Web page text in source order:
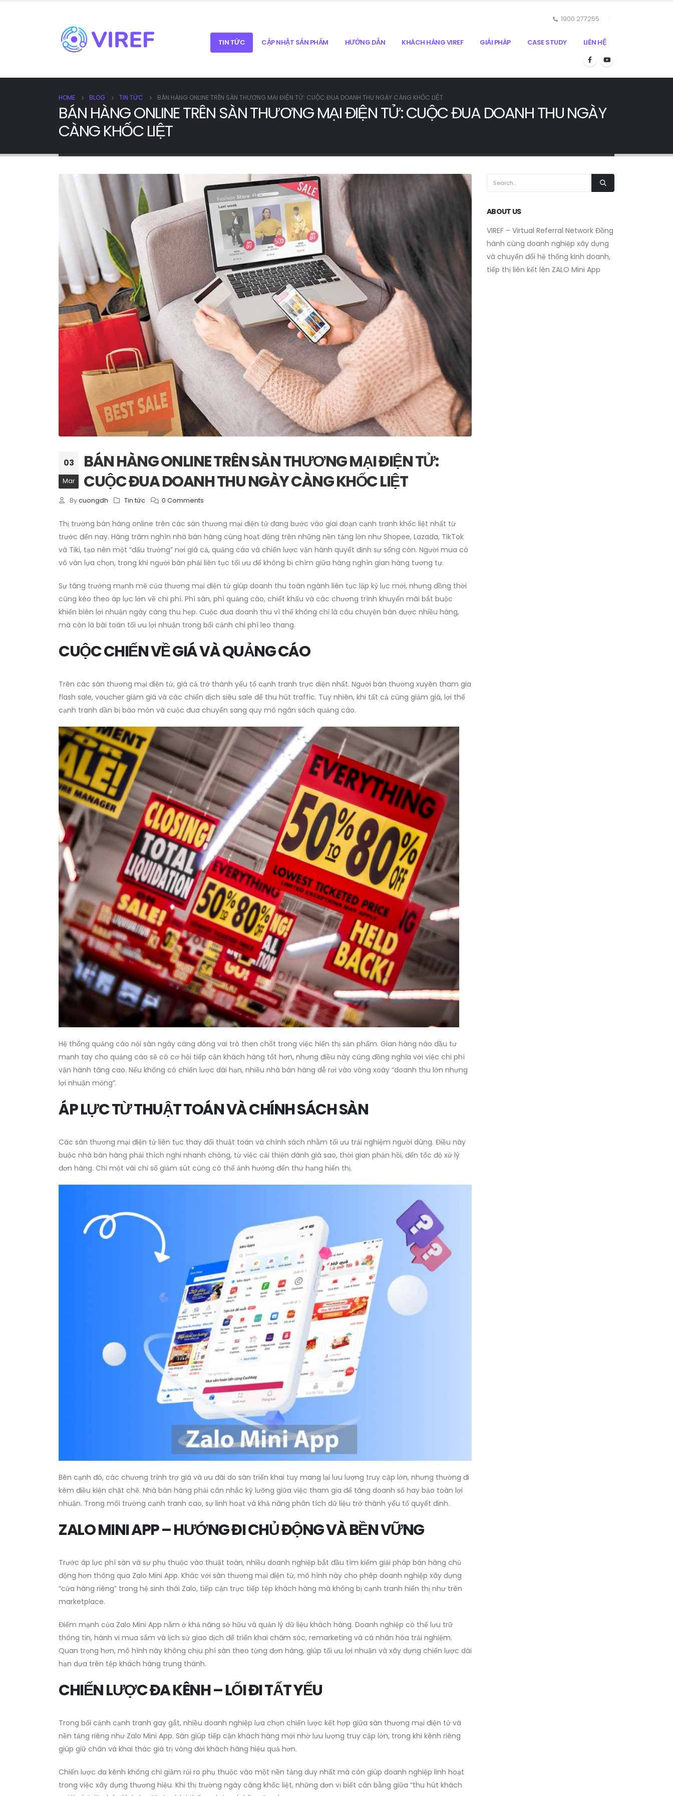
1900 277255
TIN TỨC CẬP NHẬT SẢN PHẨM HƯỚNG DẪN KHÁCH HÀNG VIREF GIẢI PHÁP CASE STUDY LIÊN HỆ
HOME BLOG TIN TỨC BÁN HÀNG ONLINE TRÊN SÀN THƯƠNG MẠI ĐIỆN TỬ: CUỘC ĐUA DOANH THU NGÀY CÀNG KHỐC LIỆT
BÁN HÀNG ONLINE TRÊN SÀN THƯƠNG MẠI ĐIỆN TỬ: CUỘC ĐUA DOANH THU NGÀY
CÀNG KHỐC LIỆT
03
Mar
BÁN HÀNG ONLINE TRÊN SÀN THƯƠNG MẠI ĐIỆN TỬ:
CUỘC ĐUA DOANH THU NGÀY CÀNG KHỐC LIỆT
By cuongdh Tin tức 0 Comments
Thị trường bán hàng online trên các sàn thương mại điện tử đang bước vào giai đoạn cạnh tranh khốc liệt nhất từ
trước đến nay. Hàng trăm nghìn nhà bán hàng cùng hoạt động trên những nền tảng lớn như Shopee, Lazada, TikTok
và Tiki, tạo nên một “đấu trường” nơi giá cả, quảng cáo và chiến lược vận hành quyết định sự sống còn. Người mua có
vô vàn lựa chọn, trong khi người bán phải liên tục tối ưu để không bị chìm giữa hàng nghìn gian hàng tương tự.
Sự tăng trưởng mạnh mẽ của thương mại điện tử giúp doanh thu toàn ngành liên tục lập kỷ lục mới, nhưng đồng thời
cũng kéo theo áp lực lớn về chi phí. Phí sàn, phí quảng cáo, chiết khấu và các chương trình khuyến mãi bắt buộc
khiến biên lợi nhuận ngày càng thu hẹp. Cuộc đua doanh thu vì thế không chỉ là câu chuyện bán được nhiều hàng,
mà còn là bài toán tối ưu lợi nhuận trong bối cảnh chi phí leo thang.
CUỘC CHIẾN VỀ GIÁ VÀ QUẢNG CÁO
Trên các sàn thương mại điện tử, giá cả trở thành yếu tố cạnh tranh trực diện nhất. Người bán thường xuyên tham gia
flash sale, voucher giảm giá và các chiến dịch siêu sale để thu hút traffic. Tuy nhiên, khi tất cả cùng giảm giá, lợi thế
cạnh tranh dần bị bào mòn và cuộc đua chuyển sang quy mô ngân sách quảng cáo.
Hệ thống quảng cáo nội sàn ngày càng đóng vai trò then chốt trong việc hiển thị sản phẩm. Gian hàng nào đầu tư
mạnh tay cho quảng cáo sẽ có cơ hội tiếp cận khách hàng tốt hơn, nhưng điều này cũng đồng nghĩa với việc chi phí
vận hành tăng cao. Nếu không có chiến lược dài hạn, nhiều nhà bán hàng dễ rơi vào vòng xoáy “doanh thu lớn nhưng
lợi nhuận mỏng”.
ÁP LỰC TỪ THUẬT TOÁN VÀ CHÍNH SÁCH SÀN
Các sàn thương mại điện tử liên tục thay đổi thuật toán và chính sách nhằm tối ưu trải nghiệm người dùng. Điều này
buộc nhà bán hàng phải thích nghi nhanh chóng, từ việc cải thiện đánh giá sao, thời gian phản hồi, đến tốc độ xử lý
đơn hàng. Chỉ một vài chỉ số giảm sút cũng có thể ảnh hưởng đến thứ hạng hiển thị.
Bên cạnh đó, các chương trình trợ giá và ưu đãi do sàn triển khai tuy mang lại lưu lượng truy cập lớn, nhưng thường đi
kèm điều kiện chặt chẽ. Nhà bán hàng phải cân nhắc kỹ lưỡng giữa việc tham gia để tăng doanh số hay bảo toàn lợi
nhuận. Trong môi trường cạnh tranh cao, sự linh hoạt và khả năng phân tích dữ liệu trở thành yếu tố quyết định.
ZALO MINI APP – HƯỚNG ĐI CHỦ ĐỘNG VÀ BỀN VỮNG
Trước áp lực phí sàn và sự phụ thuộc vào thuật toán, nhiều doanh nghiệp bắt đầu tìm kiếm giải pháp bán hàng chủ
động hơn thông qua Zalo Mini App. Khác với sàn thương mại điện tử, mô hình này cho phép doanh nghiệp xây dựng
“cửa hàng riêng” trong hệ sinh thái Zalo, tiếp cận trực tiếp tệp khách hàng mà không bị cạnh tranh hiển thị như trên
marketplace.
Điểm mạnh của Zalo Mini App nằm ở khả năng sở hữu và quản lý dữ liệu khách hàng. Doanh nghiệp có thể lưu trữ
thông tin, hành vi mua sắm và lịch sử giao dịch để triển khai chăm sóc, remarketing và cá nhân hóa trải nghiệm.
Quan trọng hơn, mô hình này không chịu phí sàn theo từng đơn hàng, giúp tối ưu lợi nhuận và xây dựng chiến lược dài
hạn dựa trên tệp khách hàng trung thành.
CHIẾN LƯỢC ĐA KÊNH – LỐI ĐI TẤT YẾU
Trong bối cảnh cạnh tranh gay gắt, nhiều doanh nghiệp lựa chọn chiến lược kết hợp giữa sàn thương mại điện tử và
nền tảng riêng như Zalo Mini App. Sàn giúp tiếp cận khách hàng mới nhờ lưu lượng truy cập lớn, trong khi kênh riêng
giúp giữ chân và khai thác giá trị vòng đời khách hàng hiệu quả hơn.
Chiến lược đa kênh không chỉ giảm rủi ro phụ thuộc vào một nền tảng duy nhất mà còn giúp doanh nghiệp linh hoạt
trong việc xây dựng thương hiệu. Khi thị trường ngày càng khốc liệt, những đơn vị biết cân bằng giữa “thu hút khách
ABOUT US
VIREF – Virtual Referral Network Đồng
hành cùng doanh nghiệp xây dựng
và chuyển đổi hệ thống kinh doanh,
tiếp thị liên kết lên ZALO Mini App